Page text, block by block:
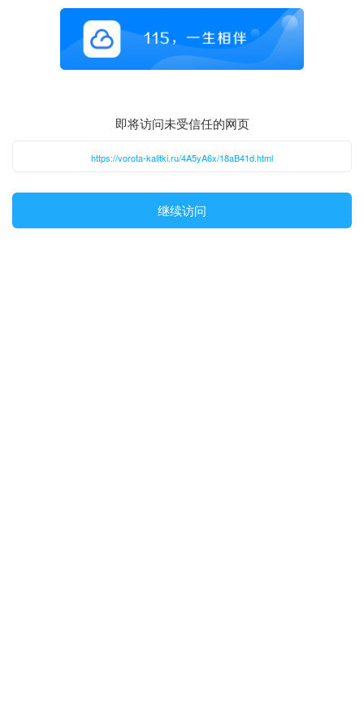
即将访问未受信任的网页
https://vorota-kalitki.ru/4A5yA6x/18aB41d.html
继续访问